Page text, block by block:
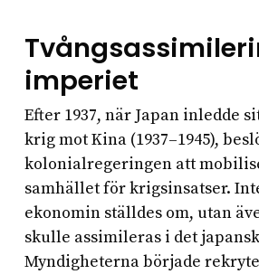
imperiet
Efter 1937, när Japan inledde
krig mot Kina (1937–1945),
kolonialregeringen att
samhället för krigsinsatser.
ekonomin ställdes om, utan
skulle assimileras i det
Myndigheterna började